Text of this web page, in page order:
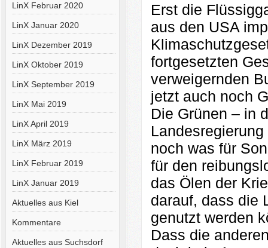
LinX Februar 2020
LinX Januar 2020
LinX Dezember 2019
LinX Oktober 2019
LinX September 2019
LinX Mai 2019
LinX April 2019
LinX März 2019
LinX Februar 2019
LinX Januar 2019
Aktuelles aus Kiel
Kommentare
Aktuelles aus Suchsdorf
Erst die
aus den USA
fortgesetzten
verweigernden
jetzt auch noch
Die Grünen – in
noch was für
für den
das Ölen der
darauf, dass die
genutzt werden
Dass die